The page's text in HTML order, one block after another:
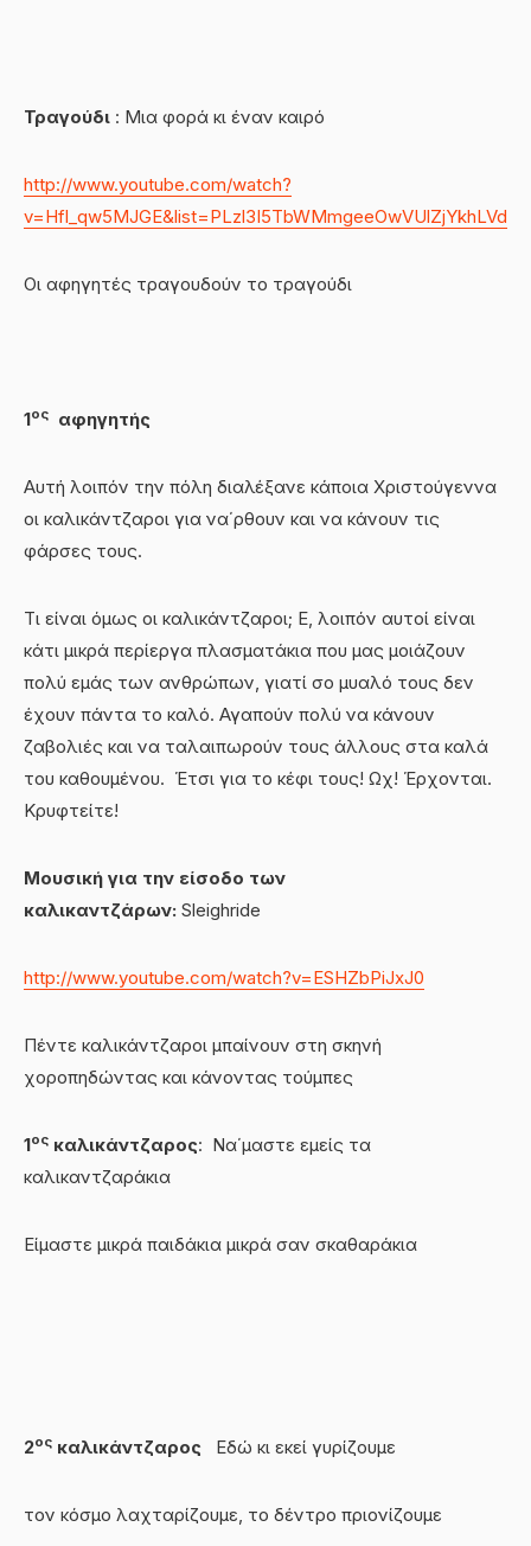
Τραγούδι : Μια φορά κι έναν καιρό
http://www.youtube.com/watch?
Οι αφηγητές τραγουδούν το τραγούδι
1ος αφηγητής
Αυτή λοιπόν την πόλη διαλέξανε κάποια Χριστούγεννα
οι καλικάντζαροι για να΄ρθουν και να κάνουν τις
φάρσες τους.
Τι είναι όμως οι καλικάντζαροι; Ε, λοιπόν αυτοί είναι
κάτι μικρά περίεργα πλασματάκια που μας μοιάζουν
πολύ εμάς των ανθρώπων, γιατί σο μυαλό τους δεν
έχουν πάντα το καλό. Αγαπούν πολύ να κάνουν
ζαβολιές και να ταλαιπωρούν τους άλλους στα καλά
του καθουμένου. Έτσι για το κέφι τους! Ωχ! Έρχονται.
Κρυφτείτε!
Μουσική για την είσοδο των
καλικαντζάρων: Sleighride
http://www.youtube.com/watch?v=ESHZbPiJxJ0
Πέντε καλικάντζαροι μπαίνουν στη σκηνή
χοροπηδώντας και κάνοντας τούμπες
1ος καλικάντζαρος: Να΄μαστε εμείς τα
καλικαντζαράκια
Είμαστε μικρά παιδάκια μικρά σαν σκαθαράκια
2ος καλικάντζαρος Εδώ κι εκεί γυρίζουμε
τον κόσμο λαχταρίζουμε, το δέντρο πριονίζουμε